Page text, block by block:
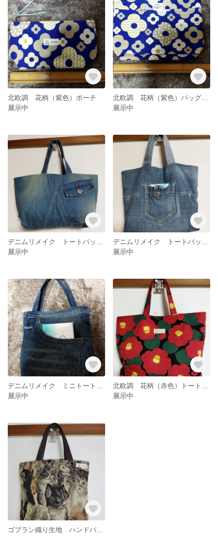
北欧調 花柄（紫色）ポーチ
展示中
展示中
展示中
展示中
展示中
展示中
ゴブラン織り生地 ハンドバッグ 猫柄